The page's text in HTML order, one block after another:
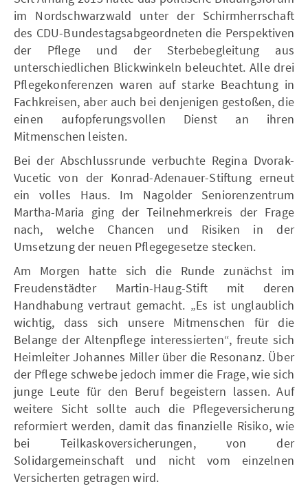
im Nordschwarzwald unter der Schirmherrschaft
des CDU-Bundestagsabgeordneten die Perspektiven
der Pflege und der Sterbebegleitung aus
unterschiedlichen Blickwinkeln beleuchtet. Alle drei
Pflegekonferenzen waren auf starke Beachtung in
Fachkreisen, aber auch bei denjenigen gestoßen, die
einen aufopferungsvollen Dienst an ihren
Mitmenschen leisten.
Bei der Abschlussrunde verbuchte Regina Dvorak-
Vucetic von der Konrad-Adenauer-Stiftung erneut
ein volles Haus. Im Nagolder Seniorenzentrum
Martha-Maria ging der Teilnehmerkreis der Frage
nach, welche Chancen und Risiken in der
Umsetzung der neuen Pflegegesetze stecken.
Am Morgen hatte sich die Runde zunächst im
Freudenstädter Martin-Haug-Stift mit deren
Handhabung vertraut gemacht. „Es ist unglaublich
wichtig, dass sich unsere Mitmenschen für die
Belange der Altenpflege interessierten“, freute sich
Heimleiter Johannes Miller über die Resonanz. Über
der Pflege schwebe jedoch immer die Frage, wie sich
junge Leute für den Beruf begeistern lassen. Auf
weitere Sicht sollte auch die Pflegeversicherung
reformiert werden, damit das finanzielle Risiko, wie
bei Teilkaskoversicherungen, von der
Solidargemeinschaft und nicht vom einzelnen
Versicherten getragen wird.